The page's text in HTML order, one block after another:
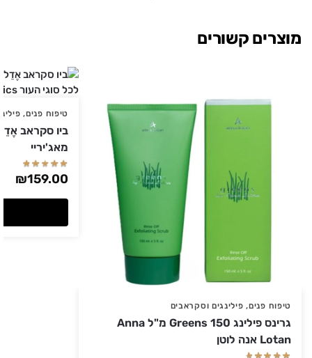
מוצרים קשורים
טיפוח פנים, פילינגים וסקראבים
גרינס פילינג Greens 150 מ"ל Anna
Lotan אנה לוטן
טיפוח פנים,
מאג'יריי
₪159.00